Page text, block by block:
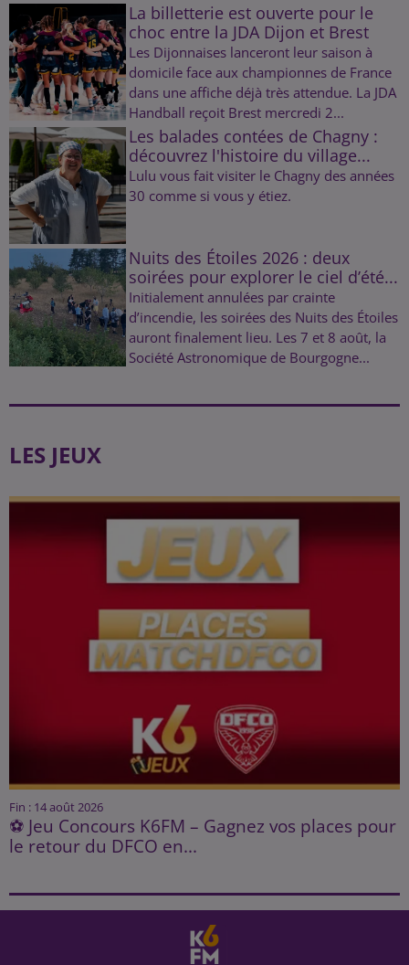
La billetterie est ouverte pour le
choc entre la JDA Dijon et Brest
Les Dijonnaises lanceront leur saison à
domicile face aux championnes de France
dans une affiche déjà très attendue. La JDA
Handball reçoit Brest mercredi 2...
Les balades contées de Chagny :
découvrez l'histoire du village...
Lulu vous fait visiter le Chagny des années
30 comme si vous y étiez.
Nuits des Étoiles 2026 : deux
soirées pour explorer le ciel d’été...
Initialement annulées par crainte
d’incendie, les soirées des Nuits des Étoiles
auront finalement lieu. Les 7 et 8 août, la
Société Astronomique de Bourgogne...
LES JEUX
Fin : 14 août 2026
⚽ Jeu Concours K6FM – Gagnez vos places pour
le retour du DFCO en...